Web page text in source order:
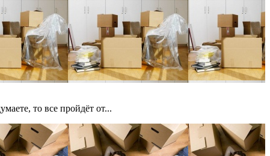
то все пройдёт от...